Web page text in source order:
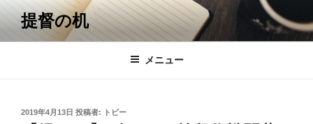
コ
テ
提督の机
メニュー
投
2019年4月13日 投稿者: トビー